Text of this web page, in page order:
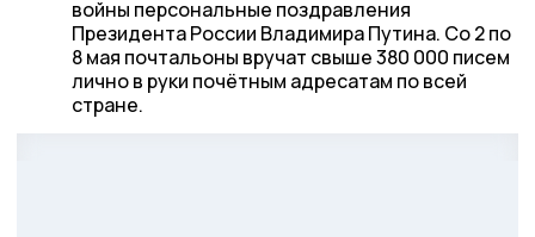
войны персональные поздравления
Президента России Владимира Путина. Со 2 по
8 мая почтальоны вручат свыше 380 000 писем
лично в руки почётным адресатам по всей
стране.